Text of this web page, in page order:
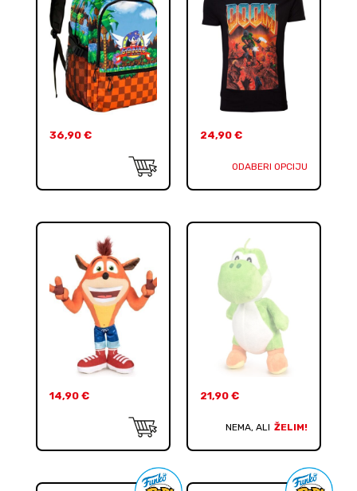
36,90 € 24,90 €
ODABERI OPCIJU
14,90 € 21,90 €
NEMA, ALI ŽELIM!